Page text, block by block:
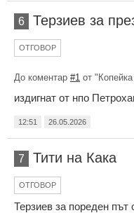
6 Терзиев за
ОТГОВОР
До коментар #1 от
издигнат от нпо
12:51 26.05.2026
7 Тити на Кака
ОТГОВОР
Терзиев за пореден